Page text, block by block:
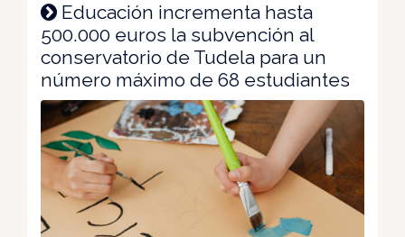
Educación incrementa hasta
500.000 euros la subvención al
conservatorio de Tudela para un
número máximo de 68 estudiantes